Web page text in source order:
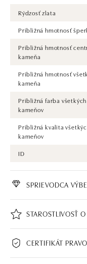
Rýdzosť zlata
Približná hmotnosť
Približná hmotnosť
kameňa
Približná hmotnosť
kameňa
Približná farba všetkých
kameňov
Približná kvalita
kameňov
ID
SPRIEVODCA
STAROSTLIVOSŤ
CERTIFIKÁT